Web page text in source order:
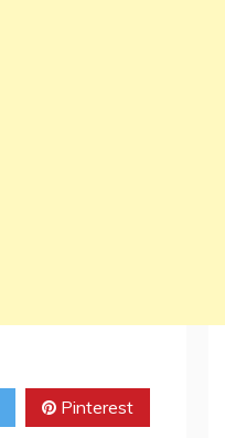
Pinterest